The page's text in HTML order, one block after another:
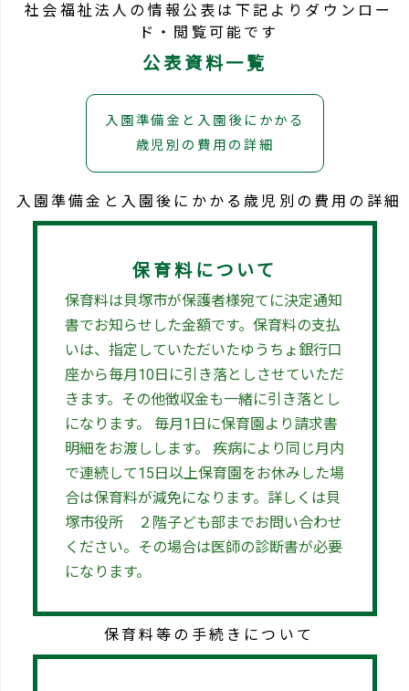
社会福祉法人の情報公表は下記よりダウンロー
ド・閲覧可能です
公表資料一覧
入園準備金と入園後にかかる
歳児別の費用の詳細
入園準備金と入園後にかかる歳児別の費用の詳細
保育料について
保育料は貝塚市が保護者様宛てに決定通知
書でお知らせした金額です。保育料の支払
いは、指定していただいたゆうちょ銀行口
座から毎月10日に引き落としさせていただ
きます。その他徴収金も一緒に引き落とし
になります。 毎月1日に保育園より請求書
明細をお渡しします。 疾病により同じ月内
で連続して15日以上保育園をお休みした場
合は保育料が減免になります。詳しくは貝
塚市役所 ２階子ども部までお問い合わせ
ください。その場合は医師の診断書が必要
になります。
保育料等の手続きについて